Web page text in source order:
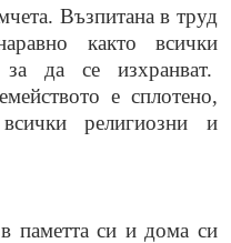
Възпитана в труд
както всички
за да се изхранват.
е сплотено,
религиозни и
паметта си и дома си